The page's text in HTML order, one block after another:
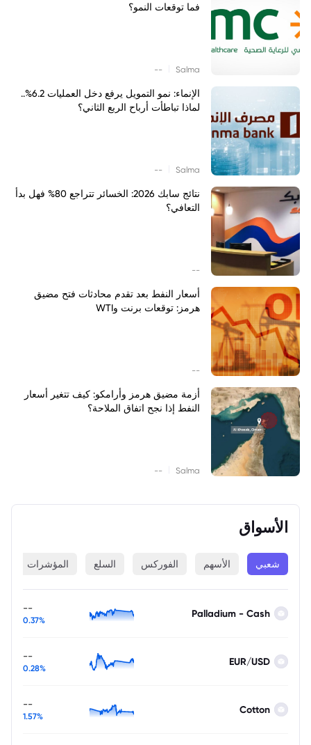
فما توقعات النمو؟
Salma
--
الإنماء: نمو التمويل يرفع دخل العمليات 6.2%..
لماذا تباطأت أرباح الربع الثاني؟
Salma
--
نتائج سابك 2026: الخسائر تتراجع 80% فهل بدأ
التعافي؟
--
أسعار النفط بعد تقدم محادثات فتح مضيق
هرمز: توقعات برنت وWTI
--
أزمة مضيق هرمز وأرامكو: كيف تتغير أسعار
النفط إذا نجح اتفاق الملاحة؟
Salma
--
الأسواق
شعبي الأسهم الفوركس السلع المؤشرات
Palladium - Cash
--
0.37%
EUR/USD
--
0.28%
Cotton
--
1.57%